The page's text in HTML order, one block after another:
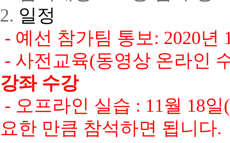
2. 일정
- 예선 참가팀 통보: 2020년
- 사전교육(동영상 온라인
강좌 수강
- 오프라인 실습 : 11월 18일(
요한 만큼 참석하면 됩니다.